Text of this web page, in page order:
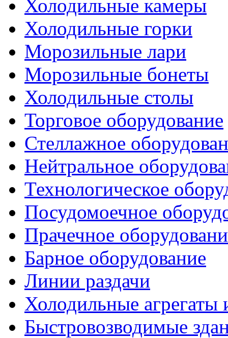
Холодильные камеры
Холодильные горки
Морозильные лари
Морозильные бонеты
Холодильные столы
Торговое оборудование
Стеллажное
Нейтральное
Технологическое
Посудомоечное
Прачечное
Барное оборудование
Линии раздачи
Холодильные агрегаты
Быстровозводимые